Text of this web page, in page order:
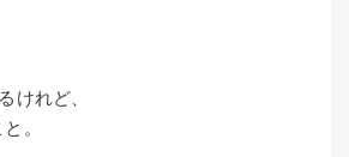
けれど、
。